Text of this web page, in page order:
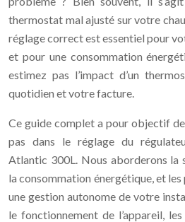
thermostat mal ajusté sur votre
réglage correct est essentiel pour
et pour une consommation
estimez pas l’impact d’un
quotidien et votre facture.
Ce guide complet a pour objectif
pas dans le réglage du
Atlantic 300L. Nous aborderons la
la consommation énergétique, et
une gestion autonome de votre
le fonctionnement de l’appareil,